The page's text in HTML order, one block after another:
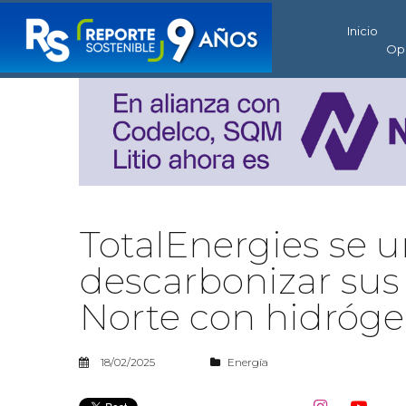
Inicio
TotalEnergies se
descarbonizar
Norte con
18/02/2025 Energía